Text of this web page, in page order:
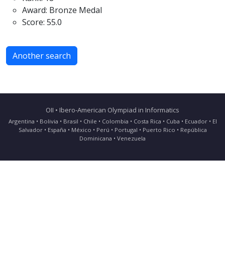
Award: Bronze Medal
Score: 55.0
Another search
OII • Ibero-American Olympiad in Informatics
Argentina • Bolivia • Brasil • Chile • Colombia • Costa Rica • Cuba • Ecuador • El
Salvador • España • México • Perú • Portugal • Puerto Rico • República
Dominicana • Venezuela